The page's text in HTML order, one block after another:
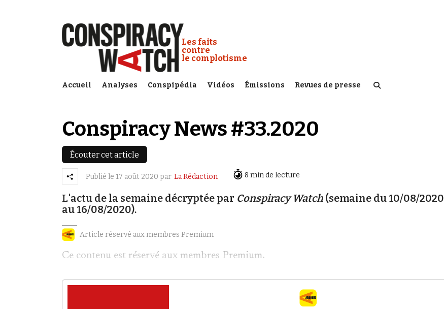
Conspiracy Watch :
Les faits
contre
le complotisme
Accueil Analyses Conspipédia Vidéos Émissions Revues de presse
Conspiracy News #33.2020
Écouter cet article
Publié le 17 août 2020 par La Rédaction 8 min de lecture
L'actu de la semaine décryptée par Conspiracy Watch (semaine du 10/08/2020
au 16/08/2020).
Article réservé aux membres Premium
Ce contenu est réservé aux membres Premium.